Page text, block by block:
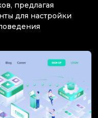
предлагая
для настройки